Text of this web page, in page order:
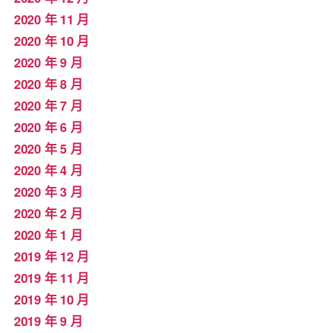
2020 年 11 月
2020 年 10 月
2020 年 9 月
2020 年 8 月
2020 年 7 月
2020 年 6 月
2020 年 5 月
2020 年 4 月
2020 年 3 月
2020 年 2 月
2020 年 1 月
2019 年 12 月
2019 年 11 月
2019 年 10 月
2019 年 9 月